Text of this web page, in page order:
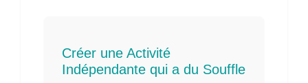
Créer une Activité
Indépendante qui a du Souffle